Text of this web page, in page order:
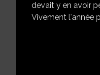
devait y en avoir
Vivement l'année